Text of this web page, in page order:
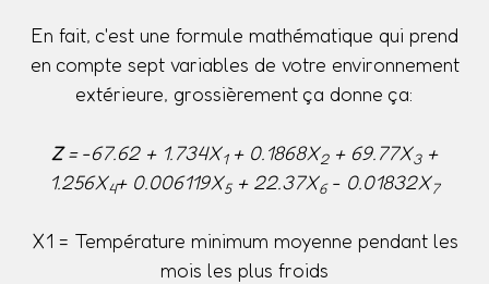
En fait, c'est une formule mathématique qui prend
en compte sept variables de votre environnement
extérieure, grossièrement ça donne ça:
Z= -67.62 + 1.734X1+ 0.1868X2+ 69.77X3+
1.256X4+ 0.006119X5+ 22.37X6- 0.01832X7
X1 = Température minimum moyenne pendant les
mois les plus froids